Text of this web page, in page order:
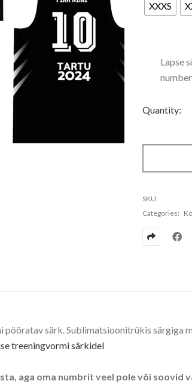
XXXS
Lapse
Quantity:
SKU:
Categories:
särk. Sublimatsioonitrükis särgiga
treeningvormi särkidel
aga oma numbrit veel pole või